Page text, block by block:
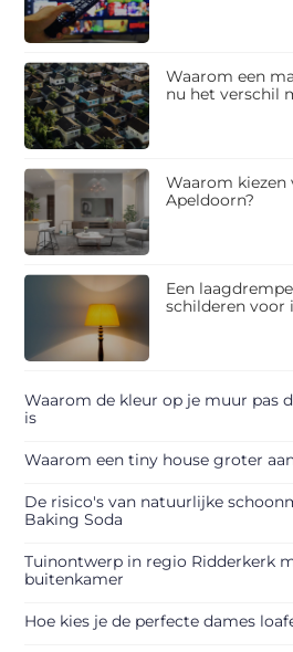
Waarom een
nu het verschil
Waarom
Apeldoorn?
Een
schilderen voor
Waarom de kleur op je muur pas
is
Waarom een tiny house groter
De risico's van natuurlijke
Baking Soda
Tuinontwerp in regio Ridderkerk
buitenkamer
Hoe kies je de perfecte dames